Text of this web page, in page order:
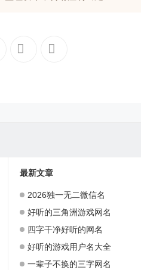
最新文章
2026独一无二微信名
好听的三角洲游戏网名
四字干净好听的网名
好听的游戏用户名大全
一辈子不换的三字网名